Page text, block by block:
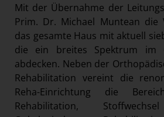
Mit der Übernahme der
Prim. Dr. Michael Muntean die
das gesamte Haus mit aktuell
die ein breites Spektrum im
abdecken. Neben der
Rehabilitation vereint die
Reha-Einrichtung die
Rehabilitation,